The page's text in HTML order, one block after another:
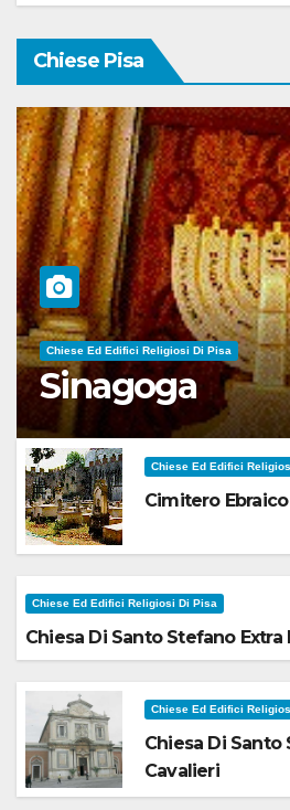
Chiese Pisa
Chiese Ed Edifici Religiosi Di Pisa
Sinagoga
Chiese Ed Edifici
Cimitero Ebraico
Chiese Ed Edifici Religiosi Di Pisa
Chiesa Di Santo Stefano Extra
Chiese Ed Edifici
Chiesa Di Santo
Cavalieri